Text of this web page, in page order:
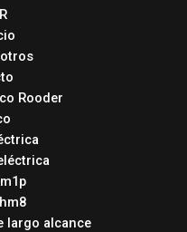
Rooder
largo alcance